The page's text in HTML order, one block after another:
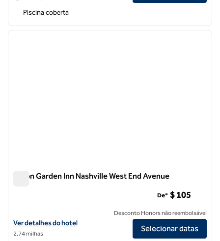
Piscina coberta
1 de 12
Hilton Garden Inn Nashville West End Avenue
Exibir detalhes do hotel Hilton Garden Inn Nashville West End Avenue
Ver detalhes do hotel
2,74 milhas
De* $ 105
Desconto Honors não reembolsável
Selecionar datas